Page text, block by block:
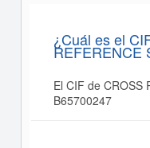
¿Cuál es el
REFERENCE
El CIF de CROSS
B65700247